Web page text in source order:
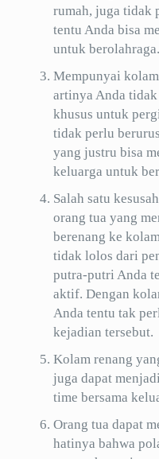
rumah, juga tidak
tentu Anda bisa
untuk berolahraga.
Mempunyai
artinya Anda
khusus untuk
tidak perlu
yang justru bisa
keluarga untuk
Salah satu
orang tua yang
berenang ke
tidak lolos dari
putra-putri Anda
aktif. Dengan
Anda tentu tak
kejadian tersebut.
Kolam renang
juga dapat
time bersama
Orang tua dapat
hatinya bahwa